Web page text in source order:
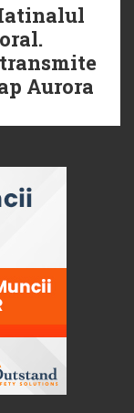
transmite
Aurora